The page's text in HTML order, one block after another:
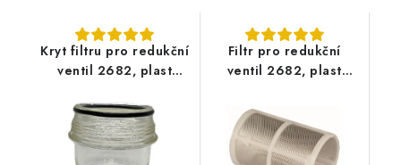
Kryt filtru pro redukční
ventil 2682, plast
Filtr pro redukční
ventil 2682, plast